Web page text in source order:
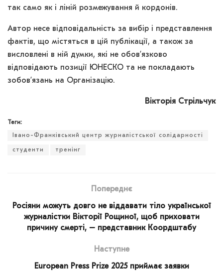
так само як і ліній розмежування й кордонів.
Автор несе відповідальність за вибір і представлення
фактів, що містяться в цій публікації, а також за
висловлені в ній думки, які не обов’язково
відповідають позиції ЮНЕСКО та не покладають
зобов’язань на Організацію.
Вікторія Стрільчук
Теги:
Івано-Франківський центр журналістської солідарності
студенти тренінг
Попереднє
Росіяни можуть довго не віддавати тіло української
журналістки Вікторії Рощиної, щоб приховати
причину смерті, – представник Коордштабу
Наступне
European Press Prize 2025 приймає заявки